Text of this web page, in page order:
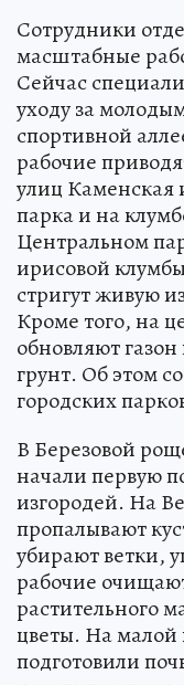
Сотрудники
масштабные
Сейчас
уходу за
спортивной
рабочие
улиц Каменская
парка и на
Центральном
ирисовой
стригут живую
Кроме того, на
обновляют
грунт. Об этом
городских
В Березовой
начали первую
изгородей. На
пропалывают
убирают ветки,
рабочие
растительного
цветы. На
подготовили